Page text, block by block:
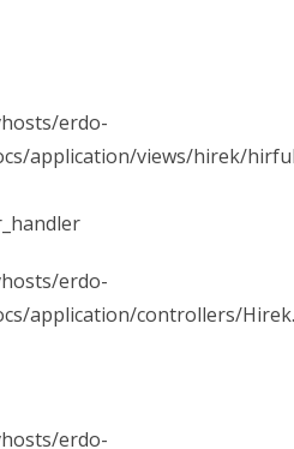
erdo-
application/views/hirek/
erdo-
application/controllers/
erdo-